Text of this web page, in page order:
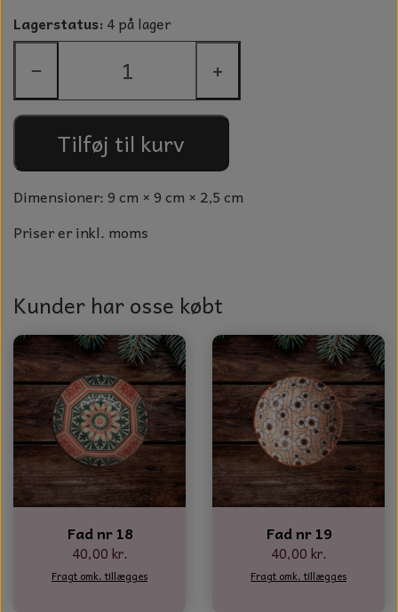
GLAS KRYSTALLER OG ORNAMENTER
TIL BOLIG
KERAMIK BLOMSTER
MAD OG HYGGE
DUFT BLOKKE
VINDSPIL
LAMPESKÆRME TIL VINGLAS
KERAMIK HUSNUMRE
HAVE PYNT
DUFTLYS
NOTES OG GÆSTEBØGER
CANDLE HOUSES
GLAS DECOR
DUFTBLOKKE OG TILBEHØR
KERAMIK BLOMSTER
Lagerstatus: 4 på lager
− +
Tilføj til kurv
Dimensioner: 9 cm × 9 cm × 2,5 cm
Priser er inkl. moms
Kunder har osse købt
Fad nr 18
40,00 kr.
Fragt omk. tillægges
Fad nr 19
40,00 kr.
Fragt omk. tillægges